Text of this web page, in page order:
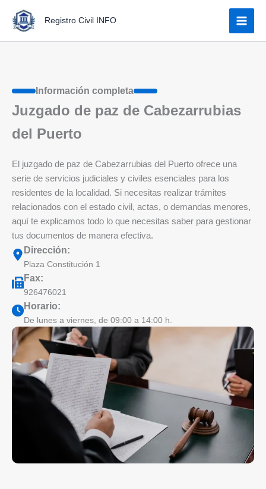
contenido
Registro Civil INFO
Información completa
Juzgado de paz de Cabezarrubias
del Puerto
El juzgado de paz de Cabezarrubias del Puerto ofrece una
serie de servicios judiciales y civiles esenciales para los
residentes de la localidad. Si necesitas realizar trámites
relacionados con el estado civil, actas, o demandas menores,
aquí te explicamos todo lo que necesitas saber para gestionar
tus documentos de manera efectiva.
Dirección:
Plaza Constitución 1
Fax:
926476021
Horario:
De lunes a viernes, de 09:00 a 14:00 h.